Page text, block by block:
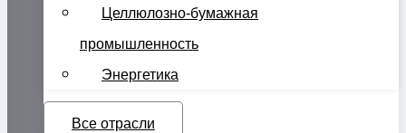
Целлюлозно-бумажная
промышленность
Энергетика
Все отрасли